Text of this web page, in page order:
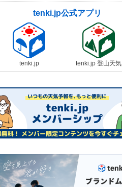
tenki.jp公式アプリ
tenki.jp tenki.jp 登山天気